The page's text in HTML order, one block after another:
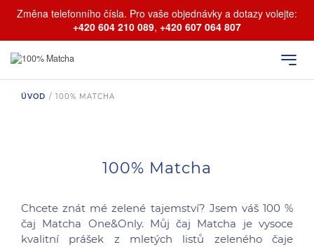
Změna telefonního čísla. Pro vaše objednávky a dotazy volejte:
+420 604 210 089, +420 607 064 807
ÚVOD / 100% MATCHA
100% Matcha
Chcete znát mé zelené tajemství? Jsem váš 100 %
čaj Matcha One&Only. Můj čaj Matcha je vysoce
kvalitní prášek z mletých listů zeleného čaje